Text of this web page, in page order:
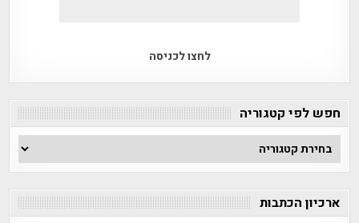
לחצו לכניסה
חפש לפי קטגוריה
חפש
לפי
ארכיון הכתבות